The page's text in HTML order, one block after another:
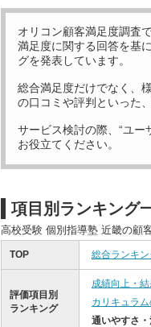
オリコン顧客満足度調査
満足度に関する回答を基
グを発表しています。
総合満足度だけでなく、
の口コミや評判といった
サービス検討の際、“ユー
お役立てください。
項目別ランキング
高校受験 個別指導塾 近畿の顧
TOP 総合ランキ
評価項目別
ランキング
成績向上・
カリキュラ
通いやすさ